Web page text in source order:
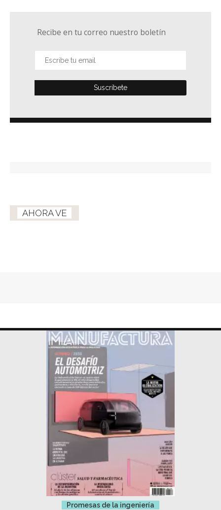
Recibe en tu correo nuestro boletín
AHORA VE
Promesas de la ingeniería